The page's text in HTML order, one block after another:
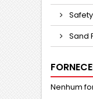
Sand
Nenhum